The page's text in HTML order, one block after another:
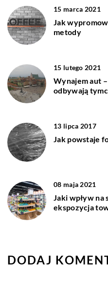
15 marca 2021
Jak
metody
15 lutego 2021
Wynajem aut
odbywają
13 lipca 2017
Jak powstaje
08 maja 2021
Jaki wpływ na
ekspozycja
DODAJ